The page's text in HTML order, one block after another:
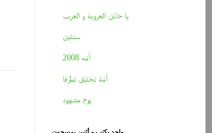
يا خائن العروبة و العرب
سنتين
أمّه 2008
أمّة تختنق تطرفا
يوم مشهود